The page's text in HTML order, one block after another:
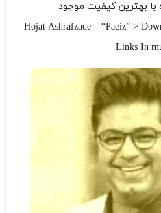
بهترین کیفیت موجود
Hojat Ashrafzade – “Paeiz” >
Links In